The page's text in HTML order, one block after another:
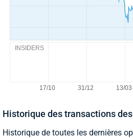
INSIDERS
Historique des transactions
Historique de toutes les dernières